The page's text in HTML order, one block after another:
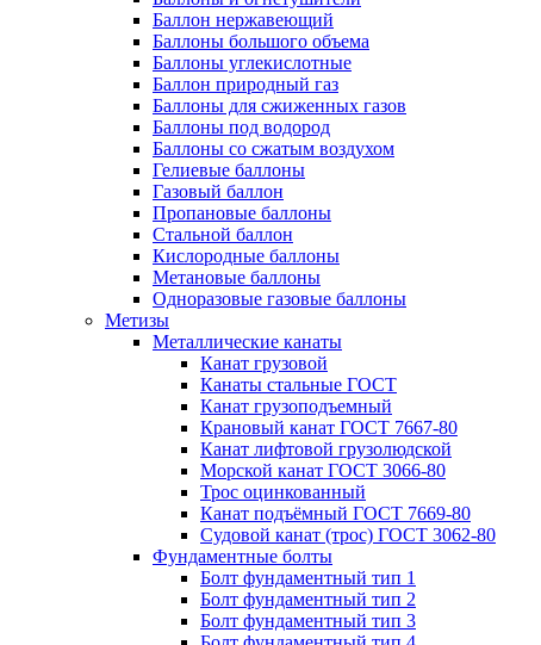
Баллон нержавеющий
Баллоны большого объема
Баллоны углекислотные
Баллон природный газ
Баллоны для сжиженных газов
Баллоны под водород
Баллоны со сжатым воздухом
Гелиевые баллоны
Газовый баллон
Пропановые баллоны
Стальной баллон
Кислородные баллоны
Метановые баллоны
Одноразовые газовые баллоны
Метизы
Металлические канаты
Канат грузовой
Канаты стальные ГОСТ
Канат грузоподъемный
Крановый канат ГОСТ 7667-80
Канат лифтовой грузолюдской
Морской канат ГОСТ 3066-80
Трос оцинкованный
Канат подъёмный ГОСТ 7669-80
Судовой канат (трос) ГОСТ 3062-80
Фундаментные болты
Болт фундаментный тип 1
Болт фундаментный тип 2
Болт фундаментный тип 3